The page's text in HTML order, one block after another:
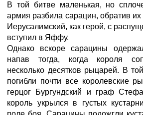
В той битве маленькая, но
армия разбила сарацин, обратив их
Иерусалимский, как герой, с
вступил в Яффу.
Однако вскоре сарацины
напав тогда, когда короля
несколько десятков рыцарей. В
погибли почти все королевские
герцог Бургундский и граф
король укрылся в густых